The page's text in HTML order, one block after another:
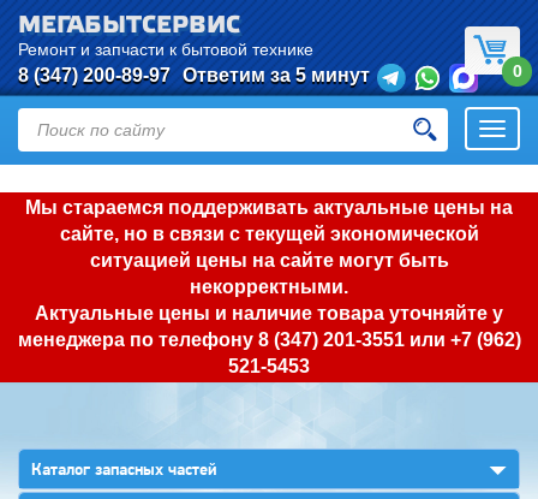
Мы стараемся поддерживать актуальные цены на
сайте, но в связи с текущей экономической
ситуацией цены на сайте могут быть
некорректными.
Актуальные цены и наличие товара уточняйте у
менеджера по телефону 8 (347) 201-3551или +7 (962)
521-5453
МЕГАБЫТСЕРВИС
Ремонт и запчасти к бытовой технике
8 (347) 200-89-97 Ответим за 5 минут 0
Каталог запасных частей ▼